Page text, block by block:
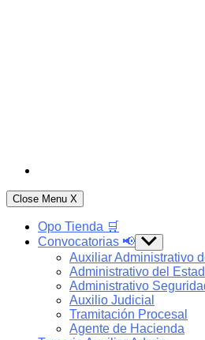
Close Menu X
Opo Tienda 🛒
Convocatorias 📢 Show
sub
menu
Auxiliar Administrativo
Administrativo del
Administrativo
Auxilio Judicial
Tramitación Procesal
Agente de Hacienda